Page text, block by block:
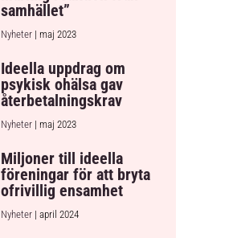
samhället”
Nyheter| maj 2023
Ideella uppdrag om
psykisk ohälsa gav
återbetalningskrav
Nyheter| maj 2023
Miljoner till ideella
föreningar för att bryta
ofrivillig ensamhet
Nyheter| april 2024